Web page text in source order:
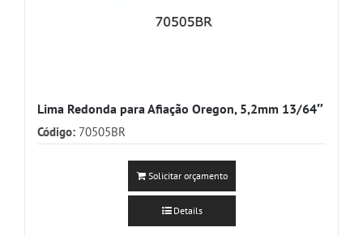
Lima Redonda para Afiação Oregon, 5,2mm 13/64″
Código: 70505BR
Solicitar orçamento
Details